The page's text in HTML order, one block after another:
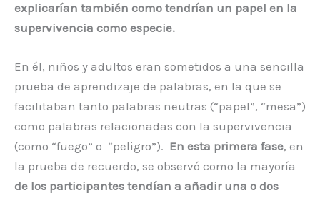
explicarían también como tendrían un papel en la
supervivencia como especie.
En él, niños y adultos eran sometidos a una sencilla
prueba de aprendizaje de palabras, en la que se
facilitaban tanto palabras neutras (“papel”, “mesa”)
como palabras relacionadas con la supervivencia
(como “fuego” o “peligro”). En esta primera fase, en
la prueba de recuerdo, se observó como la mayoría
de los participantes tendían a añadir una o dos